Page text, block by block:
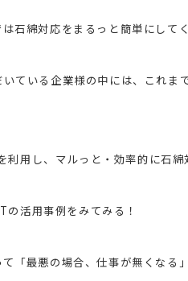
石綿対応をまるっと簡単にして
いている企業様の中には、これ
用し、マルっと・効率的に石
活用事例をみてみる！
て「最悪の場合、仕事が無くなる